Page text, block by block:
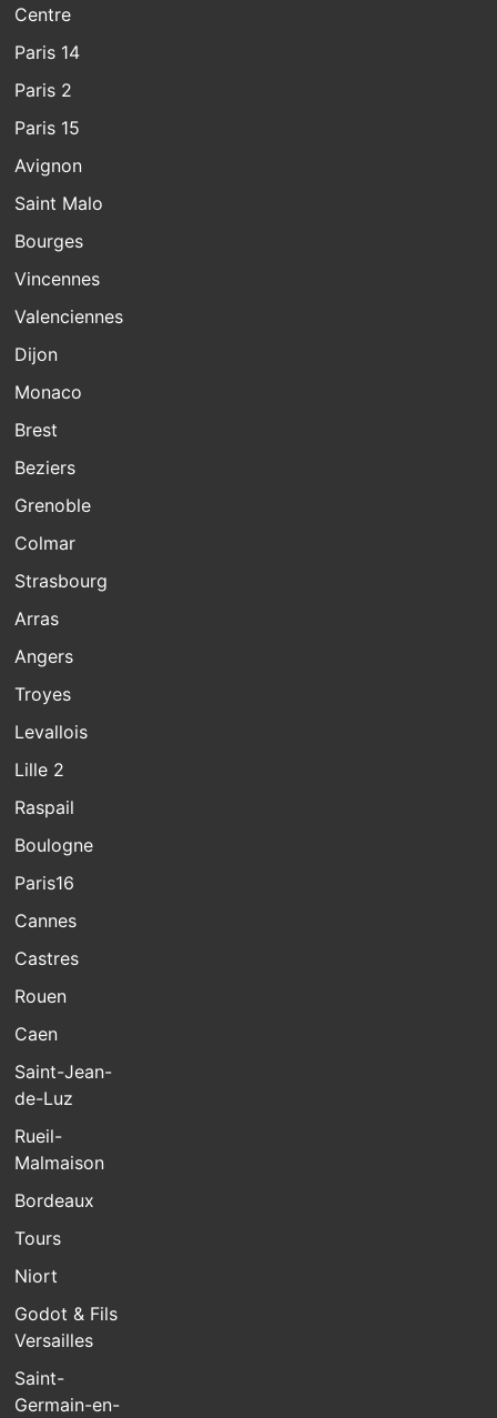
Centre
Paris 14
Paris 2
Paris 15
Avignon
Saint Malo
Bourges
Vincennes
Valenciennes
Dijon
Monaco
Brest
Beziers
Grenoble
Colmar
Strasbourg
Arras
Angers
Troyes
Levallois
Lille 2
Raspail
Boulogne
Paris16
Cannes
Castres
Rouen
Caen
Saint-Jean-
de-Luz
Rueil-
Malmaison
Bordeaux
Tours
Niort
Godot & Fils
Versailles
Saint-
Germain-en-